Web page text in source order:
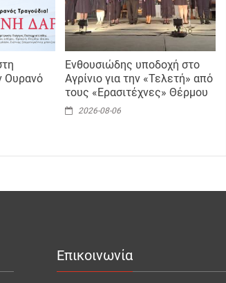
Ουρανό
Ενθουσιώδης υποδοχή στο
Αγρίνιο για την «Τελετή» από
τους «Ερασιτέχνες» Θέρμου
2026-08-06
Επικοινωνία